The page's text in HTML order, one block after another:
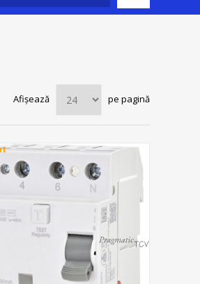
Afișează pe pagină